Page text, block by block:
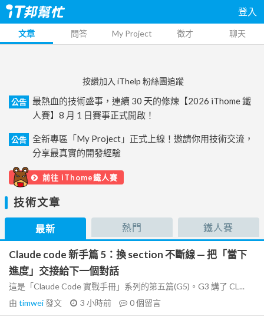
登入
文章 問答 My Project 徵才 聊天
按讚加入 iThelp 粉絲團追蹤
公告
最熱血的技術盛事，連續 30 天的修煉【2026 iThome 鐵
人賽】8 月 1 日賽事正式開啟！
公告
全新專區「My Project」正式上線！邀請你用技術交流，
分享最真實的開發經驗
前往 iThome鐵人賽
技術文章
最新 熱門 鐵人賽
Claude code 新手篇 5：換 section 不斷線 — 把「當下
進度」交接給下一個對話
這是「Claude Code 實戰手冊」系列的第五篇(G5)。G3 講了 CL...
由 timwei發文 3 小時前 0個留言